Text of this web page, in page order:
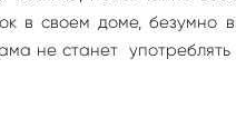
в своем доме, безумно
не станет